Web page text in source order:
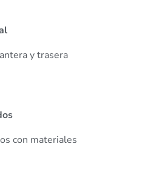
y trasera
con materiales